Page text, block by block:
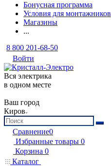
Бонусная программа
Условия для монтажников
Магазины
...
8 800 201-68-50
Войти
Вся электрика
в одном месте
Ваш город
Киров
Сравнение0
Избранные товары 0
Корзина 0
Каталог